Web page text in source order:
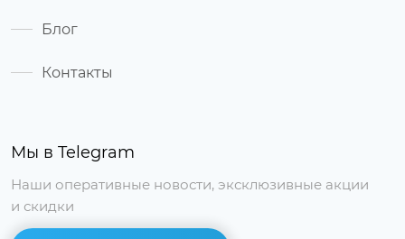
Мы в Telegram
Наши оперативные новости, эксклюзивные акции
и скидки
Блог
Контакты